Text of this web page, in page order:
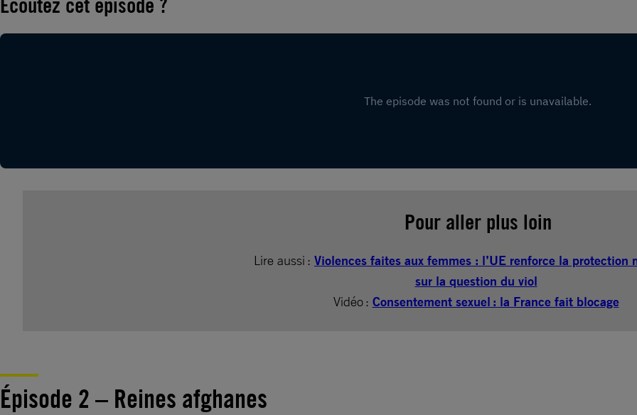
Pour aller plus loin
Lire aussi : Violences faites aux femmes : l’UE renforce la protection
sur la question du viol
Vidéo : Consentement sexuel : la France fait blocage
Épisode 2 – Reines afghanes